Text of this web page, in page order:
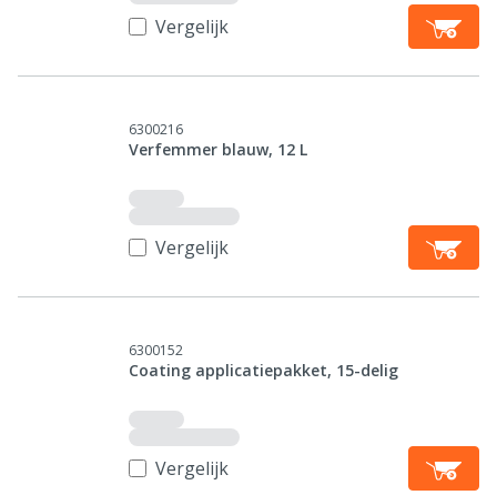
Vergelijk
6300216
Verfemmer blauw, 12 L
Vergelijk
6300152
Coating applicatiepakket, 15-delig
Vergelijk